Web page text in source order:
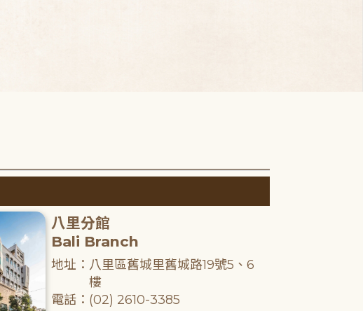
八里分館
Bali Branch
地址：八里區舊城里舊城路19號5、6
樓
電話：(02) 2610-3385